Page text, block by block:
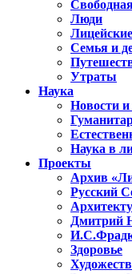
Люди
Семья и
Утраты
Наука
Новости
Наука в
Проекты
Архив
Русский
Дмитрий
Здоровье